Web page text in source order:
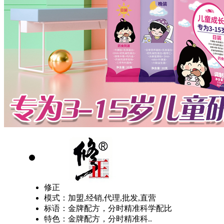
修正
模式：加盟,经销,代理,批发,直营
标语：金牌配方，分时精准科学配比
特色：金牌配方，分时精准科..